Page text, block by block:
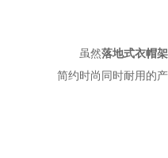
虽然落地式衣帽架
简约时尚同时耐用的